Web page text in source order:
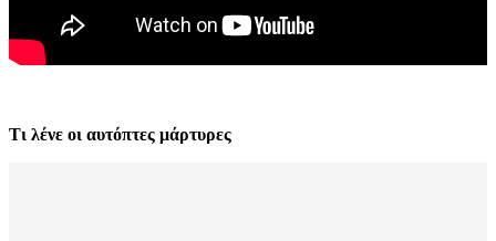
Τι λένε οι αυτόπτες μάρτυρες